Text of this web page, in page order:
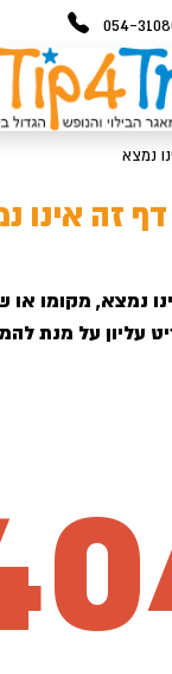
054-
נמצא, מקומו או
עליון על מנת